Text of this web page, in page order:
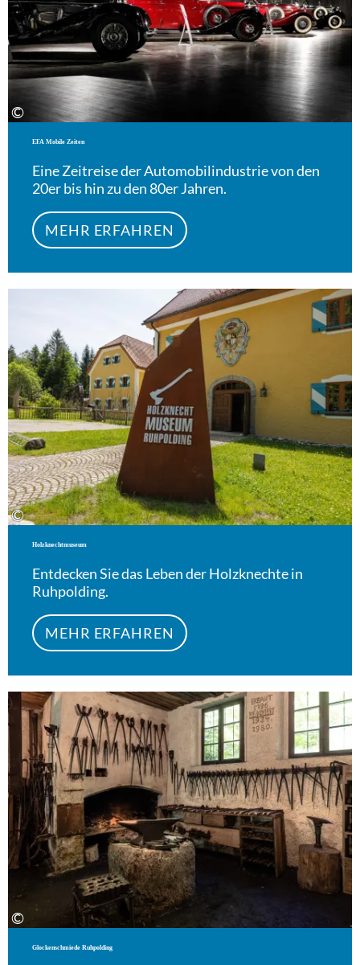
©
EFA Mobile Zeiten
Eine Zeitreise der Automobilindustrie von den
20er bis hin zu den 80er Jahren.
MEHR ERFAHREN
©
Holzknechtmuseum
Entdecken Sie das Leben der Holzknechte in
Ruhpolding.
MEHR ERFAHREN
©
Glockenschmiede Ruhpolding